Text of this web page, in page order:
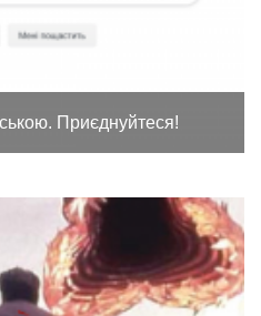
Приєднуйтеся!